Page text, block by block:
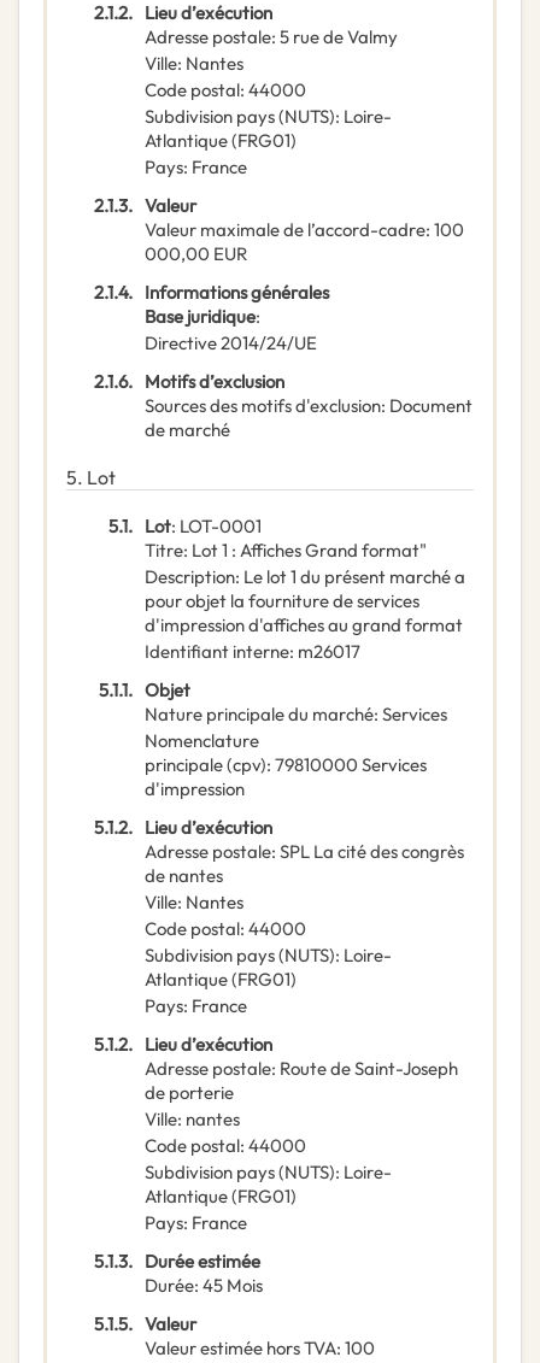
2.1.2. Lieu d’exécution
Adresse postale: 5 rue de Valmy
Ville: Nantes
Code postal: 44000
Subdivision pays (NUTS): Loire-
Atlantique(FRG01)
Pays: France
2.1.3. Valeur
Valeur maximale de l’accord-cadre: 100
000,00 EUR
2.1.4. Informations générales
Base juridique:
Directive 2014/24/UE
2.1.6. Motifs d’exclusion
Sources des motifs d'exclusion: Document
de marché
5. Lot
5.1. Lot: LOT-0001
Titre: Lot 1 : Affiches Grand format"
Description: Le lot 1 du présent marché a
pour objet la fourniture de services
d'impression d'affiches au grand format
Identifiant interne: m26017
5.1.1. Objet
Nature principale du marché: Services
Nomenclature
principale(cpv): 79810000 Services
d'impression
5.1.2. Lieu d’exécution
Adresse postale: SPL La cité des congrès
de nantes
Ville: Nantes
Code postal: 44000
Subdivision pays (NUTS): Loire-
Atlantique(FRG01)
Pays: France
5.1.2. Lieu d’exécution
Adresse postale: Route de Saint-Joseph
de porterie
Ville: nantes
Code postal: 44000
Subdivision pays (NUTS): Loire-
Atlantique(FRG01)
Pays: France
5.1.3. Durée estimée
Durée: 45 Mois
5.1.5. Valeur
Valeur estimée hors TVA: 100